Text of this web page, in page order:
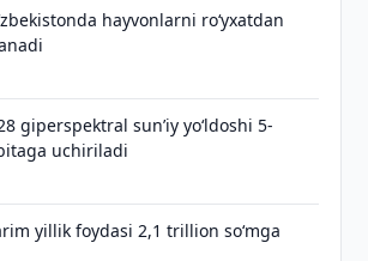
hayvonlarni ro‘yxatdan
giperspektral sun’iy yo‘ldoshi 5-
uchiriladi
yillik foydasi 2,1 trillion so‘mga